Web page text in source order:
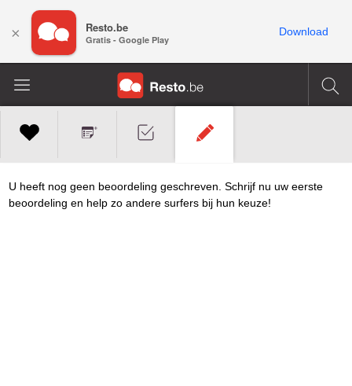
U heeft nog geen beoordeling geschreven. Schrijf nu uw eerste
beoordeling en help zo andere surfers bij hun keuze!
× Resto.be
Gratis - Google Play
Download